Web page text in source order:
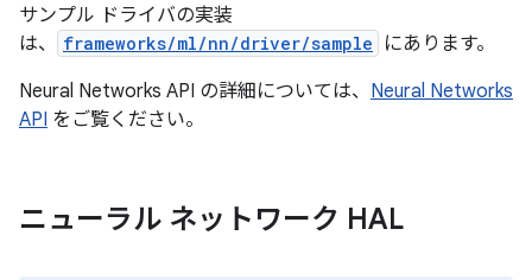
サンプル ドライバの実装
は、
frameworks/ml/nn/driver/sample
にあります。
Neural Networks API の詳細については、 Neural Networks
API をご覧ください。
ニューラル ネットワーク HAL